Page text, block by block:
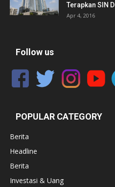
Terapkan SIN
Apr 4, 2016
Follow us
POPULAR CATEGORY
Berita
Headline
Berita
Investasi & Uang